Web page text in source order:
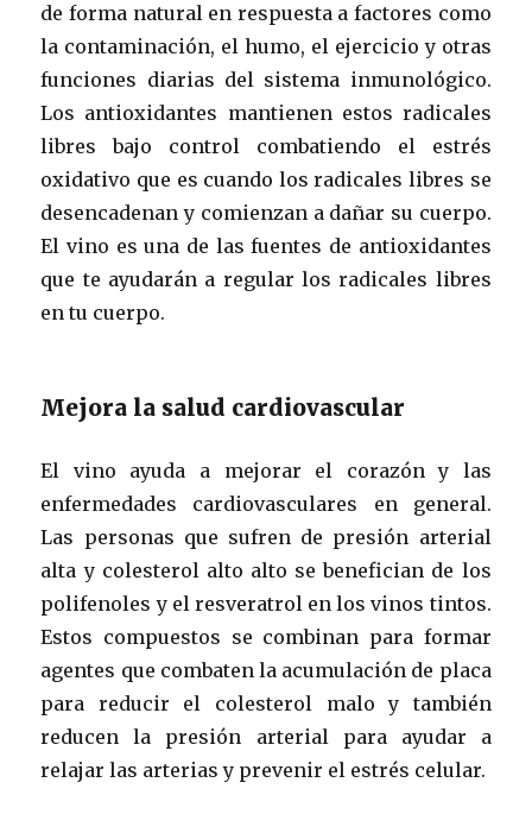
de forma natural en respuesta a factores como
la contaminación, el humo, el ejercicio y otras
funciones diarias del sistema inmunológico.
Los antioxidantes mantienen estos radicales
libres bajo control combatiendo el estrés
oxidativo que es cuando los radicales libres se
desencadenan y comienzan a dañar su cuerpo.
El vino es una de las fuentes de antioxidantes
que te ayudarán a regular los radicales libres
en tu cuerpo.
Mejora la salud cardiovascular
El vino ayuda a mejorar el corazón y las
enfermedades cardiovasculares en general.
Las personas que sufren de presión arterial
alta y colesterol alto alto se benefician de los
polifenoles y el resveratrol en los vinos tintos.
Estos compuestos se combinan para formar
agentes que combaten la acumulación de placa
para reducir el colesterol malo y también
reducen la presión arterial para ayudar a
relajar las arterias y prevenir el estrés celular.